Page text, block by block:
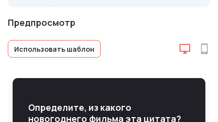
Предпросмотр
Использовать шаблон